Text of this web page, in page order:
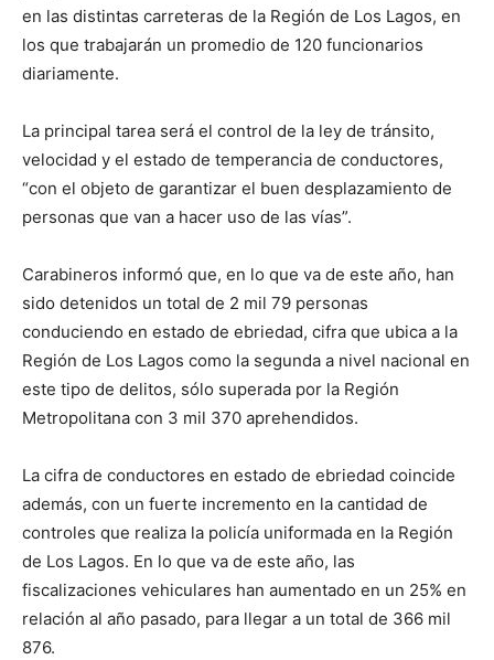
en las distintas carreteras de la Región de Los Lagos, en
los que trabajarán un promedio de 120 funcionarios
diariamente.
La principal tarea será el control de la ley de tránsito,
velocidad y el estado de temperancia de conductores,
“con el objeto de garantizar el buen desplazamiento de
personas que van a hacer uso de las vías”.
Carabineros informó que, en lo que va de este año, han
sido detenidos un total de 2 mil 79 personas
conduciendo en estado de ebriedad, cifra que ubica a la
Región de Los Lagos como la segunda a nivel nacional en
este tipo de delitos, sólo superada por la Región
Metropolitana con 3 mil 370 aprehendidos.
La cifra de conductores en estado de ebriedad coincide
además, con un fuerte incremento en la cantidad de
controles que realiza la policía uniformada en la Región
de Los Lagos. En lo que va de este año, las
fiscalizaciones vehiculares han aumentado en un 25% en
relación al año pasado, para llegar a un total de 366 mil
876.